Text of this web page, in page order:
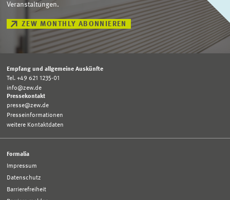
Veranstaltungen.
ZEW MONTHLY ABONNIEREN
Empfang und allgemeine Auskünfte
Tel. +49 621 1235-01
info@zew.de
Pressekontakt
presse@zew.de
Presseinformationen
weitere Kontaktdaten
Formalia
Impressum
Datenschutz
Barrierefreiheit